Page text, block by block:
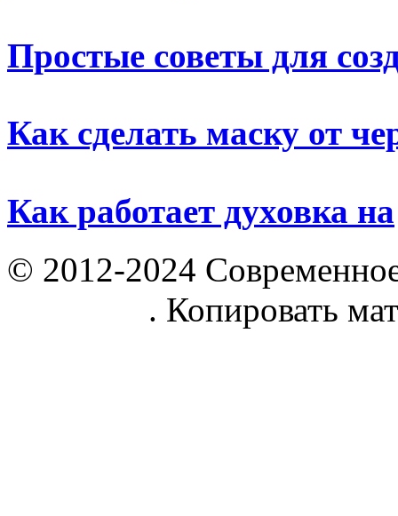
Простые советы для
Как сделать маску от
Как работает духовка на
© 2012-2024
. Копировать